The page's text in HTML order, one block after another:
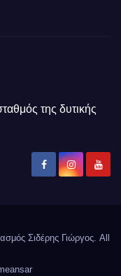
της δυτικής
Σιδέρης Γιώργος. All